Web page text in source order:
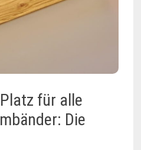
für alle
Die